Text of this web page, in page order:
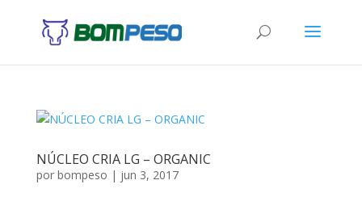
NÚCLEO CRIA LG – ORGANIC
por bompeso | jun 3, 2017